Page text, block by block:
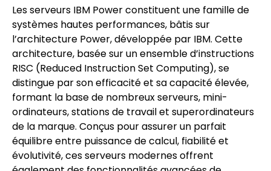
Les serveurs IBM Power constituent une famille de
systèmes hautes performances, bâtis sur
l’architecture Power, développée par IBM. Cette
architecture, basée sur un ensemble d’instructions
RISC (Reduced Instruction Set Computing), se
distingue par son efficacité et sa capacité élevée,
formant la base de nombreux serveurs, mini-
ordinateurs, stations de travail et superordinateurs
de la marque. Conçus pour assurer un parfait
équilibre entre puissance de calcul, fiabilité et
évolutivité, ces serveurs modernes offrent